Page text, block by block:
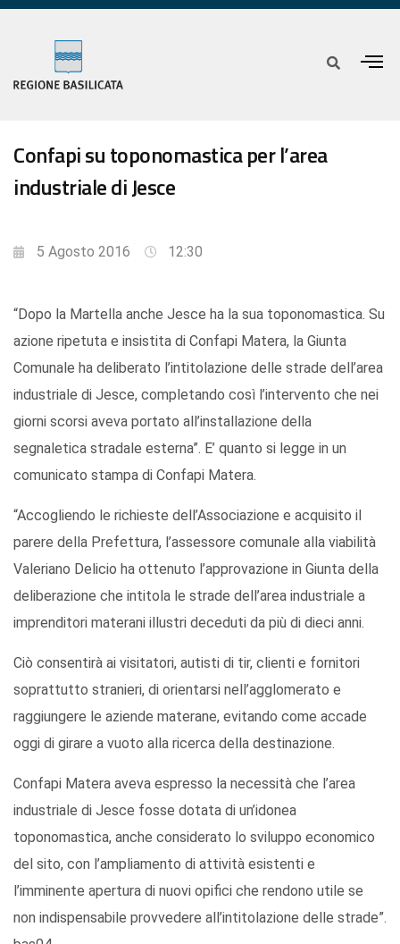
Confapi su toponomastica per l’area
industriale di Jesce
5 Agosto 2016 12:30
“Dopo la Martella anche Jesce ha la sua toponomastica. Su
azione ripetuta e insistita di Confapi Matera, la Giunta
Comunale ha deliberato l’intitolazione delle strade dell’area
industriale di Jesce, completando così l’intervento che nei
giorni scorsi aveva portato all’installazione della
segnaletica stradale esterna”. E’ quanto si legge in un
comunicato stampa di Confapi Matera.
“Accogliendo le richieste dell’Associazione e acquisito il
parere della Prefettura, l’assessore comunale alla viabilità
Valeriano Delicio ha ottenuto l’approvazione in Giunta della
deliberazione che intitola le strade dell’area industriale a
imprenditori materani illustri deceduti da più di dieci anni.
Ciò consentirà ai visitatori, autisti di tir, clienti e fornitori
soprattutto stranieri, di orientarsi nell’agglomerato e
raggiungere le aziende materane, evitando come accade
oggi di girare a vuoto alla ricerca della destinazione.
Confapi Matera aveva espresso la necessità che l’area
industriale di Jesce fosse dotata di un’idonea
toponomastica, anche considerato lo sviluppo economico
del sito, con l’ampliamento di attività esistenti e
l’imminente apertura di nuovi opifici che rendono utile se
non indispensabile provvedere all’intitolazione delle strade”.